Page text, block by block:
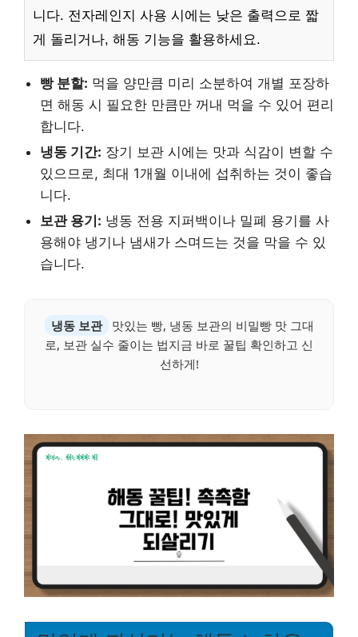
니다. 전자레인지 사용 시에는 낮은 출력으로 짧
게 돌리거나, 해동 기능을 활용하세요.
빵 분할: 먹을 양만큼 미리 소분하여 개별 포장하
면 해동 시 필요한 만큼만 꺼내 먹을 수 있어 편리
합니다.
냉동 기간: 장기 보관 시에는 맛과 식감이 변할 수
있으므로, 최대 1개월 이내에 섭취하는 것이 좋습
니다.
보관 용기: 냉동 전용 지퍼백이나 밀폐 용기를 사
용해야 냉기나 냄새가 스며드는 것을 막을 수 있
습니다.
냉동 보관
맛있는 빵, 냉동 보관의 비밀빵 맛 그대
로, 보관 실수 줄이는 법지금 바로 꿀팁 확인하고 신
선하게!